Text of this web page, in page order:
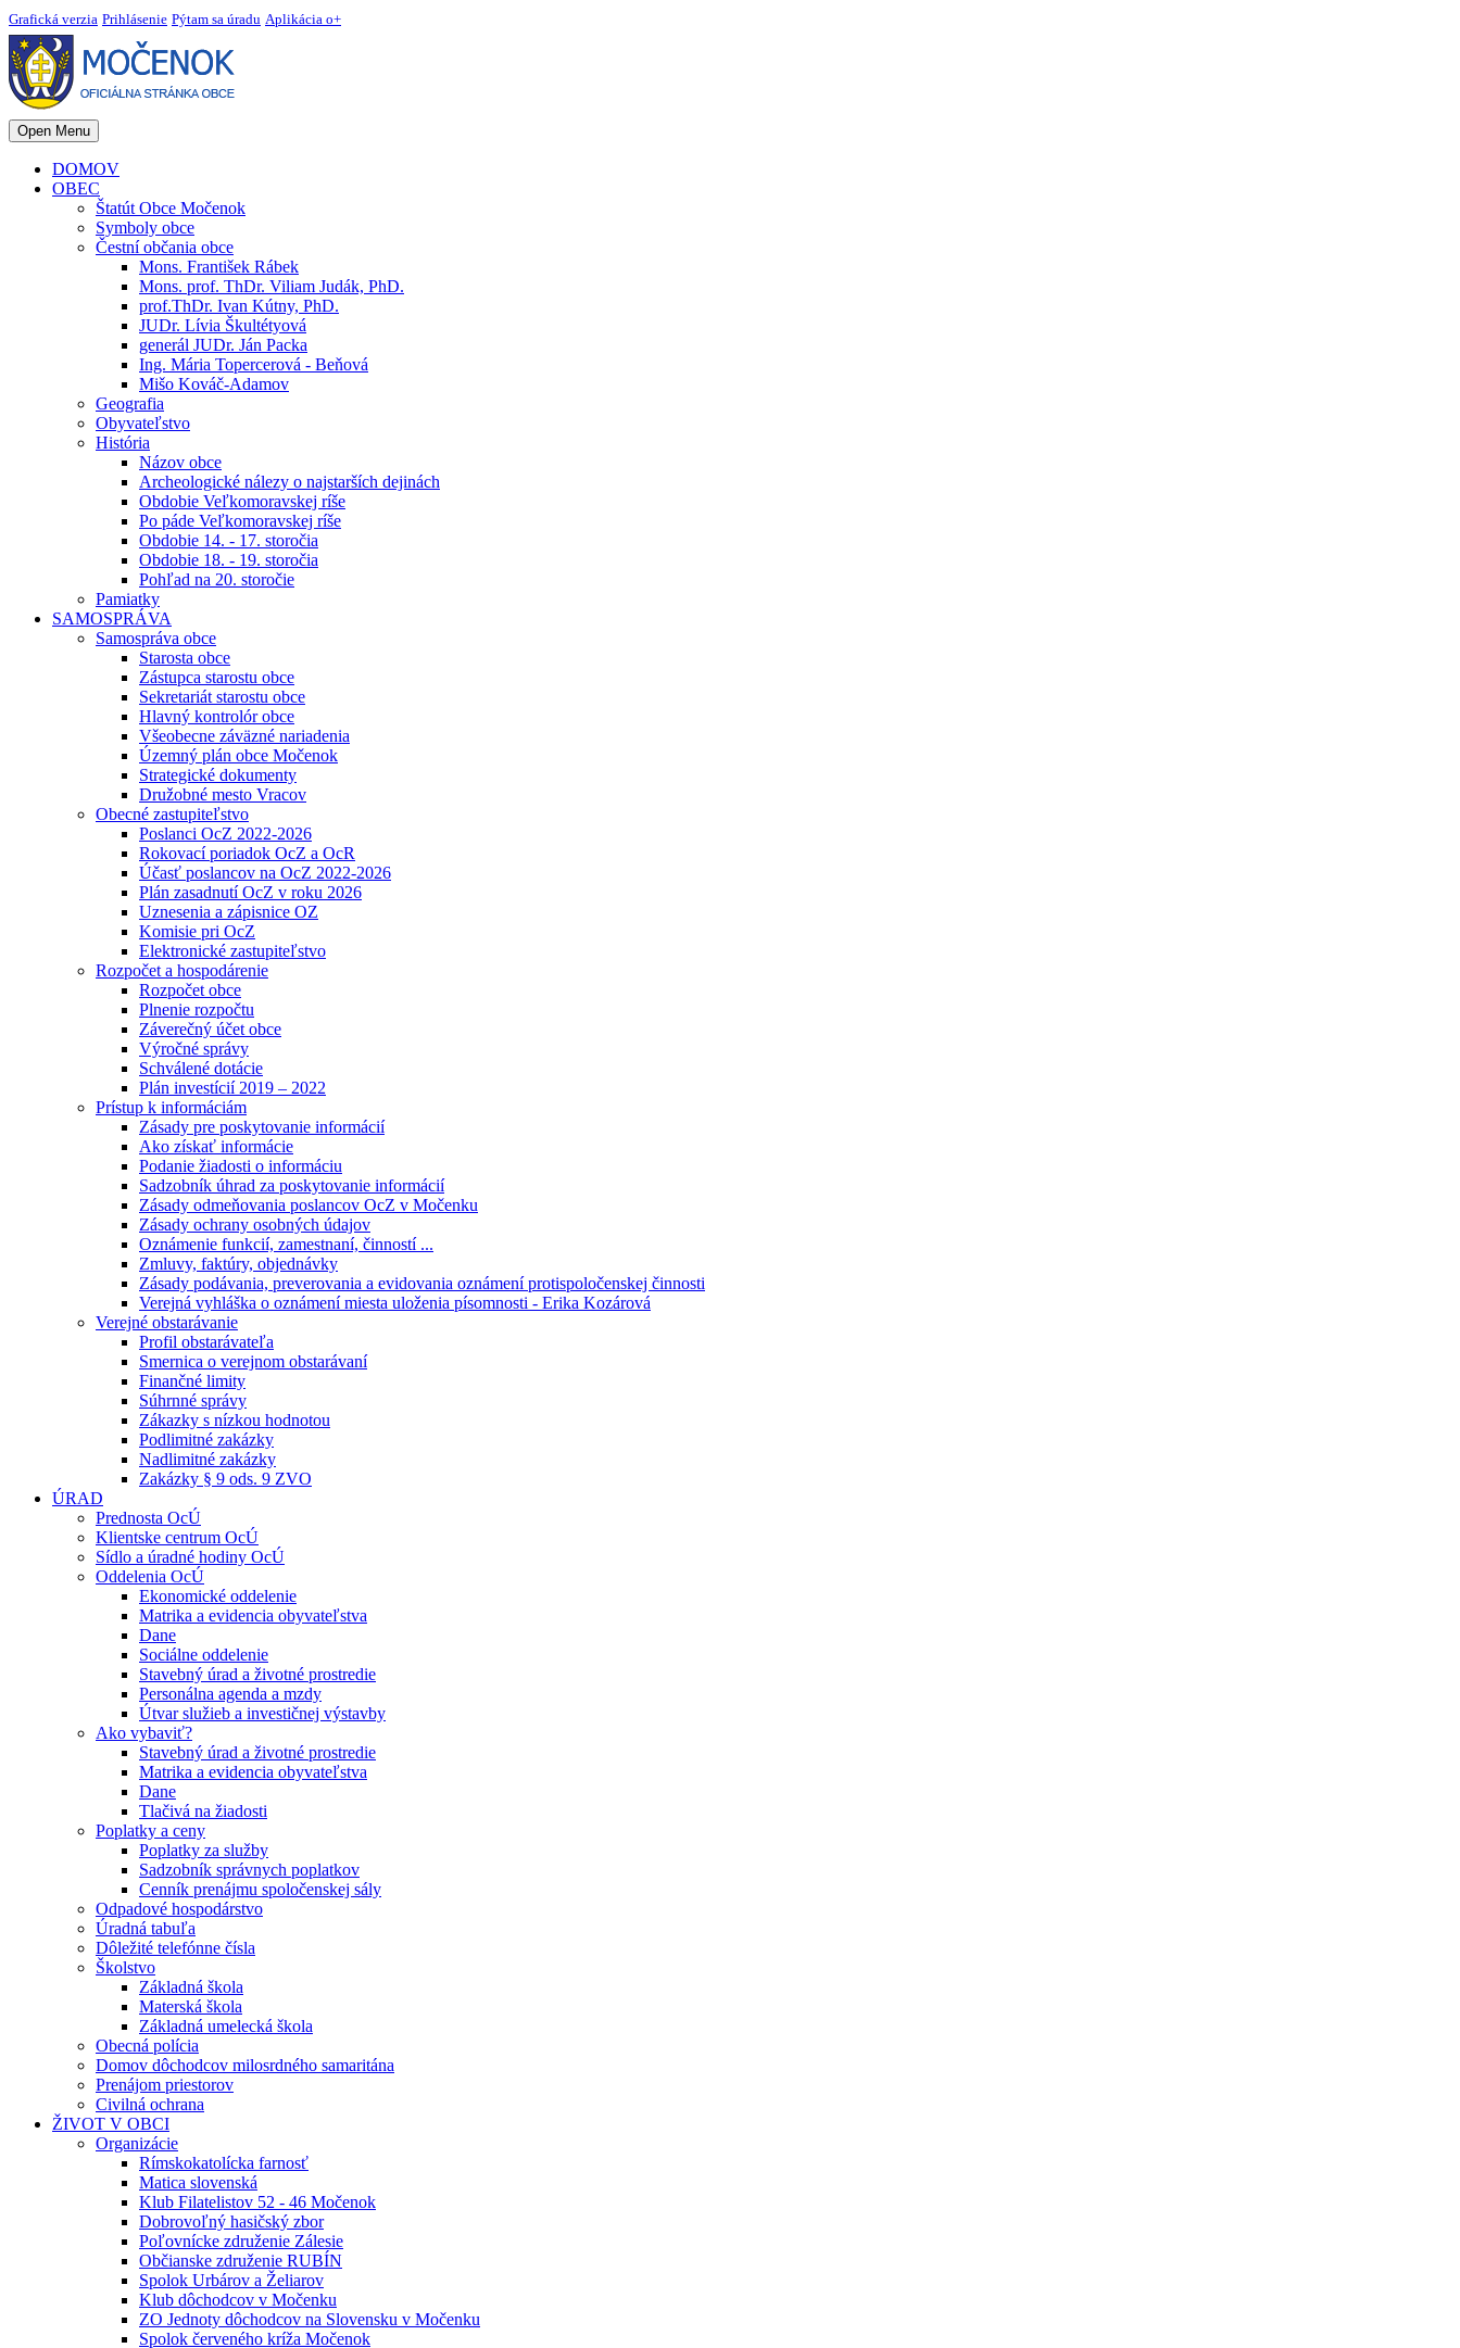
Grafická verzia Prihlásenie Pýtam sa úradu Aplikácia o+
Open Menu
DOMOV
OBEC
Štatút Obce Močenok
Symboly obce
Čestní občania obce
Mons. František Rábek
Mons. prof. ThDr. Viliam Judák, PhD.
prof.ThDr. Ivan Kútny, PhD.
JUDr. Lívia Škultétyová
generál JUDr. Ján Packa
Ing. Mária Topercerová - Beňová
Mišo Kováč-Adamov
Geografia
Obyvateľstvo
História
Názov obce
Archeologické nálezy o najstarších dejinách
Obdobie Veľkomoravskej ríše
Po páde Veľkomoravskej ríše
Obdobie 14. - 17. storočia
Obdobie 18. - 19. storočia
Pohľad na 20. storočie
Pamiatky
SAMOSPRÁVA
Samospráva obce
Starosta obce
Zástupca starostu obce
Sekretariát starostu obce
Hlavný kontrolór obce
Všeobecne záväzné nariadenia
Územný plán obce Močenok
Strategické dokumenty
Družobné mesto Vracov
Obecné zastupiteľstvo
Poslanci OcZ 2022-2026
Rokovací poriadok OcZ a OcR
Účasť poslancov na OcZ 2022-2026
Plán zasadnutí OcZ v roku 2026
Uznesenia a zápisnice OZ
Komisie pri OcZ
Elektronické zastupiteľstvo
Rozpočet a hospodárenie
Rozpočet obce
Plnenie rozpočtu
Záverečný účet obce
Výročné správy
Schválené dotácie
Plán investícií 2019 – 2022
Prístup k informáciám
Zásady pre poskytovanie informácií
Ako získať informácie
Podanie žiadosti o informáciu
Sadzobník úhrad za poskytovanie informácií
Zásady odmeňovania poslancov OcZ v Močenku
Zásady ochrany osobných údajov
Oznámenie funkcií, zamestnaní, činností ...
Zmluvy, faktúry, objednávky
Zásady podávania, preverovania a evidovania oznámení protispoločenskej činnosti
Verejná vyhláška o oznámení miesta uloženia písomnosti - Erika Kozárová
Verejné obstarávanie
Profil obstarávateľa
Smernica o verejnom obstarávaní
Finančné limity
Súhrnné správy
Zákazky s nízkou hodnotou
Podlimitné zakázky
Nadlimitné zakázky
Zakázky § 9 ods. 9 ZVO
ÚRAD
Prednosta OcÚ
Klientske centrum OcÚ
Sídlo a úradné hodiny OcÚ
Oddelenia OcÚ
Ekonomické oddelenie
Matrika a evidencia obyvateľstva
Dane
Sociálne oddelenie
Stavebný úrad a životné prostredie
Personálna agenda a mzdy
Útvar služieb a investičnej výstavby
Ako vybaviť?
Stavebný úrad a životné prostredie
Matrika a evidencia obyvateľstva
Dane
Tlačivá na žiadosti
Poplatky a ceny
Poplatky za služby
Sadzobník správnych poplatkov
Cenník prenájmu spoločenskej sály
Odpadové hospodárstvo
Úradná tabuľa
Dôležité telefónne čísla
Školstvo
Základná škola
Materská škola
Základná umelecká škola
Obecná polícia
Domov dôchodcov milosrdného samaritána
Prenájom priestorov
Civilná ochrana
ŽIVOT V OBCI
Organizácie
Rímskokatolícka farnosť
Matica slovenská
Klub Filatelistov 52 - 46 Močenok
Dobrovoľný hasičský zbor
Poľovnícke združenie Zálesie
Občianske združenie RUBÍN
Spolok Urbárov a Želiarov
Klub dôchodcov v Močenku
ZO Jednoty dôchodcov na Slovensku v Močenku
Spolok červeného kríža Močenok